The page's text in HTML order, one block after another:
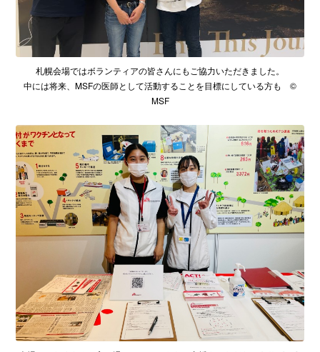
札幌会場ではボランティアの皆さんにもご協力いただきました。
中には将来、MSFの医師として活動することを目標にしている方も ©
MSF